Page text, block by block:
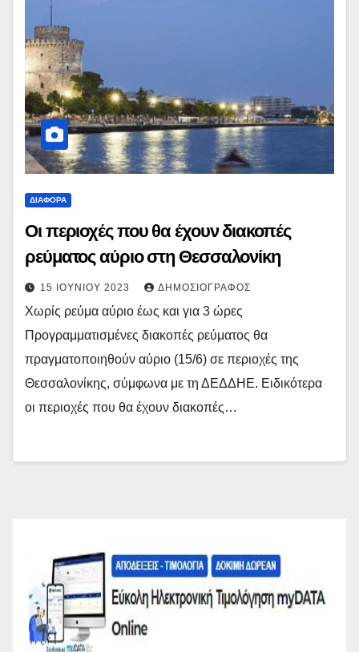
ΔΙΆΦΟΡΑ
Οι περιοχές που θα έχουν διακοπές
ρεύματος αύριο στη Θεσσαλονίκη
15 ΙΟΥΝΊΟΥ 2023 ΔΗΜΟΣΙΟΓΡΆΦΟΣ
Χωρίς ρεύμα αύριο έως και για 3 ώρες
Προγραμματισμένες διακοπές ρεύματος θα
πραγματοποιηθούν αύριο (15/6) σε περιοχές της
Θεσσαλονίκης, σύμφωνα με τη ΔΕΔΔΗΕ. Ειδικότερα
οι περιοχές που θα έχουν διακοπές…